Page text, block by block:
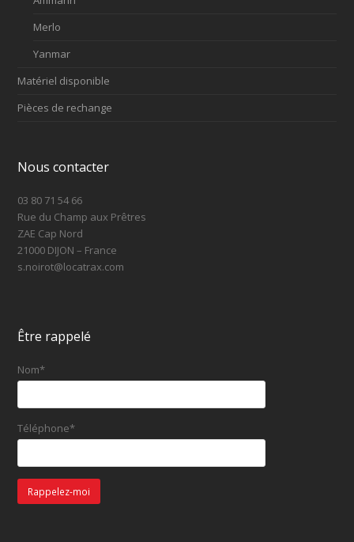
Merlo
Yanmar
Matériel disponible
Pièces de rechange
Nous contacter
03 80 71 54 66
Rue du Champ aux Prêtres
ZAE Cap Nord
21000 DIJON – France
s.noirot@locatrax.com
Être rappelé
Nom*
Téléphone*